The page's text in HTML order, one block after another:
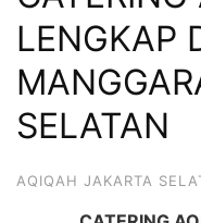
6713
LENGKAP
SELATAN
AQIQAH JAKARTA